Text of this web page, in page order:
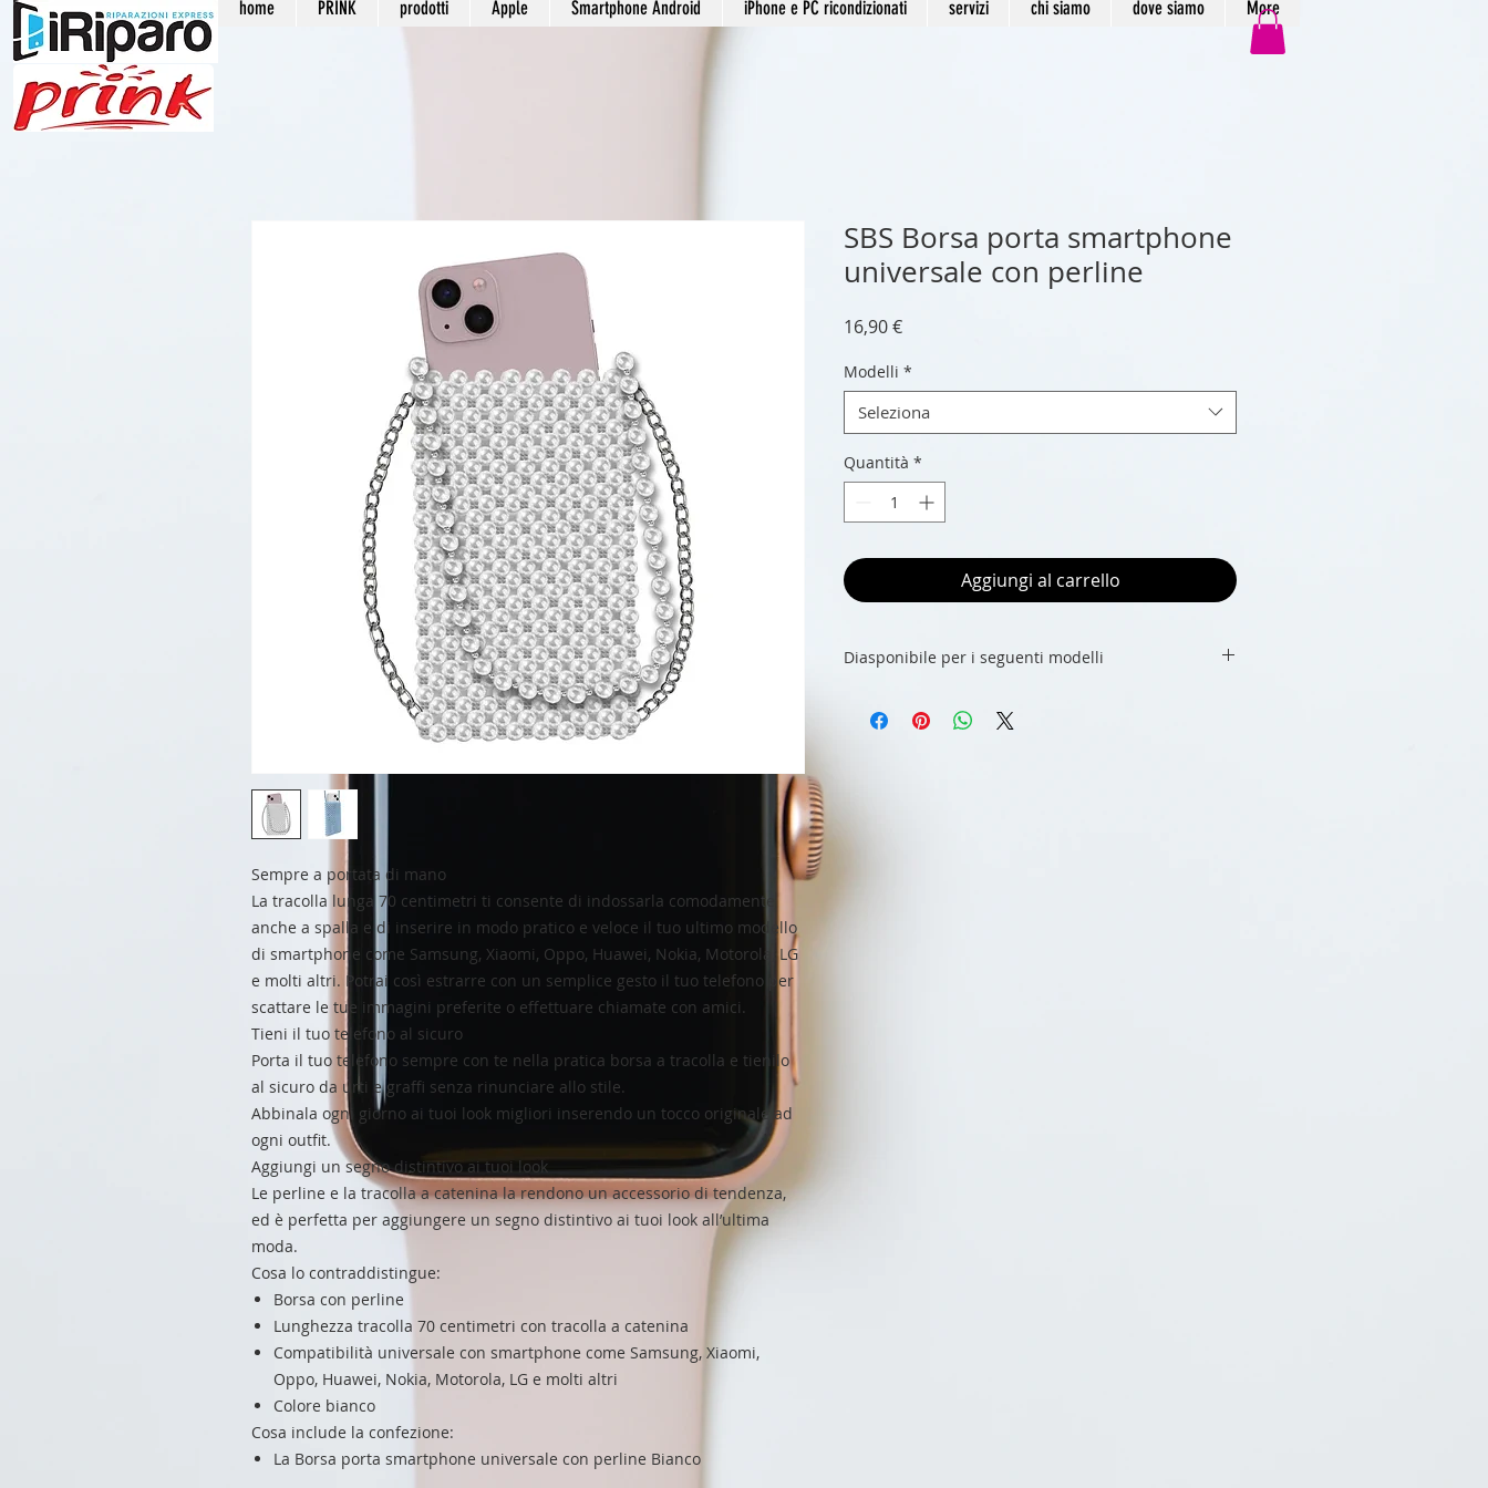
home PRINK prodotti Apple Smartphone Android iPhone e PC ricondizionati servizi chi siamo dove siamo More
Sempre a portata di mano
La tracolla lunga 70 centimetri ti consente di indossarla comodamente
anche a spalla e di inserire in modo pratico e veloce il tuo ultimo modello
di smartphone come Samsung, Xiaomi, Oppo, Huawei, Nokia, Motorola, LG
e molti altri. Potrai così estrarre con un semplice gesto il tuo telefono per
scattare le tue immagini preferite o effettuare chiamate con amici.
Tieni il tuo telefono al sicuro
Porta il tuo telefono sempre con te nella pratica borsa a tracolla e tienilo
al sicuro da urti e graffi senza rinunciare allo stile.
Abbinala ogni giorno ai tuoi look migliori inserendo un tocco originale ad
ogni outfit.
Aggiungi un segno distintivo ai tuoi look
Le perline e la tracolla a catenina la rendono un accessorio di tendenza,
ed è perfetta per aggiungere un segno distintivo ai tuoi look all’ultima
moda.
Cosa lo contraddistingue:
Borsa con perline
Lunghezza tracolla 70 centimetri con tracolla a catenina
Compatibilità universale con smartphone come Samsung, Xiaomi,
Oppo, Huawei, Nokia, Motorola, LG e molti altri
Colore bianco
Cosa include la confezione:
La Borsa porta smartphone universale con perline Bianco
SBS Borsa porta smartphone
universale con perline
16,90 €Prezzo
Modelli *
Seleziona
Quantità *
Aggiungi al carrello
Diasponibile per i seguenti modelli
iPhone 11 /11 Pro / 11 Pro Max